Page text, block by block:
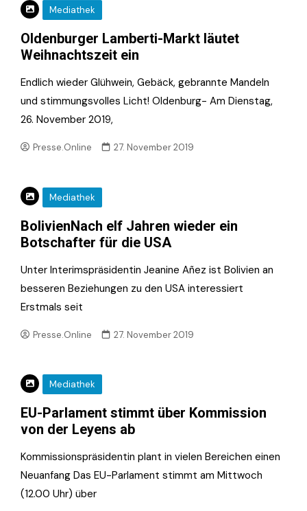
Mediathek
Oldenburger Lamberti-Markt läutet
Weihnachtszeit ein
Endlich wieder Glühwein, Gebäck, gebrannte Mandeln
und stimmungsvolles Licht! Oldenburg- Am Dienstag,
26. November 2019,
Presse.Online 27. November 2019
Mediathek
BolivienNach elf Jahren wieder ein
Botschafter für die USA
Unter Interimspräsidentin Jeanine Añez ist Bolivien an
besseren Beziehungen zu den USA interessiert
Erstmals seit
Presse.Online 27. November 2019
Mediathek
EU-Parlament stimmt über Kommission
von der Leyens ab
Kommissionspräsidentin plant in vielen Bereichen einen
Neuanfang Das EU-Parlament stimmt am Mittwoch
(12.00 Uhr) über